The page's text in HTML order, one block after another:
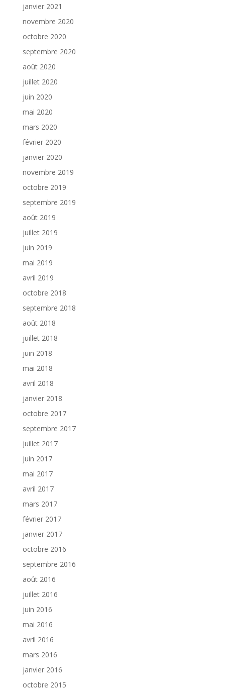
janvier 2021
novembre 2020
octobre 2020
septembre 2020
août 2020
juillet 2020
juin 2020
mai 2020
mars 2020
février 2020
janvier 2020
novembre 2019
octobre 2019
septembre 2019
août 2019
juillet 2019
juin 2019
mai 2019
avril 2019
octobre 2018
septembre 2018
août 2018
juillet 2018
juin 2018
mai 2018
avril 2018
janvier 2018
octobre 2017
septembre 2017
juillet 2017
juin 2017
mai 2017
avril 2017
mars 2017
février 2017
janvier 2017
octobre 2016
septembre 2016
août 2016
juillet 2016
juin 2016
mai 2016
avril 2016
mars 2016
janvier 2016
octobre 2015